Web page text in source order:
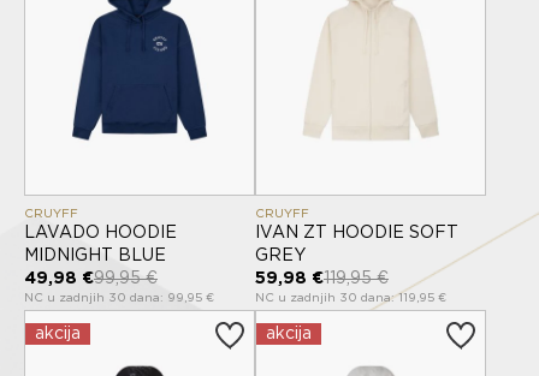
CRUYFF
LAVADO HOODIE
MIDNIGHT BLUE
49,98 €99,95 €
NC u zadnjih 30 dana: 99,95 €
CRUYFF
IVAN ZT HOODIE SOFT
GREY
59,98 €119,95 €
NC u zadnjih 30 dana: 119,95 €
akcija akcija